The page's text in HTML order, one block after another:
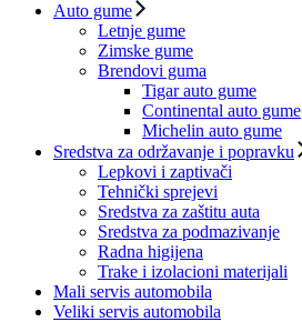
Auto gume
Letnje gume
Zimske gume
Brendovi guma
Tigar auto gume
Continental auto gume
Michelin auto gume
Sredstva za održavanje i popravku
Lepkovi i zaptivači
Tehnički sprejevi
Sredstva za zaštitu auta
Sredstva za podmazivanje
Radna higijena
Trake i izolacioni materijali
Mali servis automobila
Veliki servis automobila